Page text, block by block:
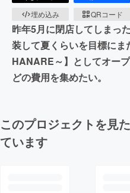
埋め込み
QRコード
昨年5月に閉店してしまっ
装して夏くらいを目標にま
HANARE～】としてオー
どの費用を集めたい。
このプロジェクトを見
ています